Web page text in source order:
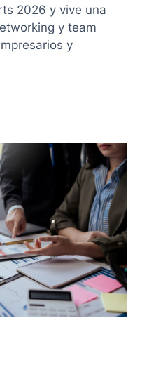
2026 y vive una
y team
y